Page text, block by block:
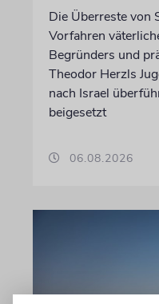
Die Überreste von
Vorfahren
Begründers und
Theodor Herzls
nach Israel
beigesetzt
06.08.2026